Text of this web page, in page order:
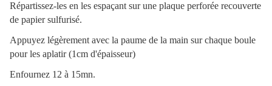
Répartissez-les en les espaçant sur une plaque perforée recouverte
de papier sulfurisé.
Appuyez légèrement avec la paume de la main sur chaque boule
pour les aplatir (1cm d'épaisseur)
Enfournez 12 à 15mn.